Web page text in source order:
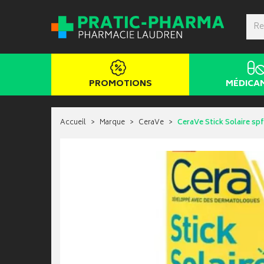
PROMOTIONS
Accueil Marque CeraVe CeraVe Stick Solaire